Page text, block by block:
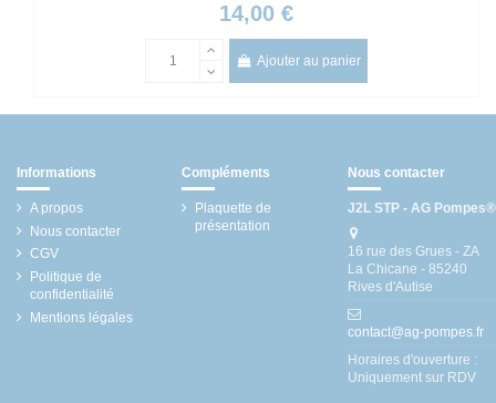
14,00 €
Ajouter au panier
Informations
A propos
Nous contacter
CGV
Politique de
confidentialité
Mentions légales
Compléments
Plaquette de
présentation
Nous contacter
J2L STP - AG Pompes®
16 rue des Grues - ZA
La Chicane - 85240
Rives d'Autise
contact@ag-pompes.fr
Horaires d'ouverture :
Uniquement sur RDV